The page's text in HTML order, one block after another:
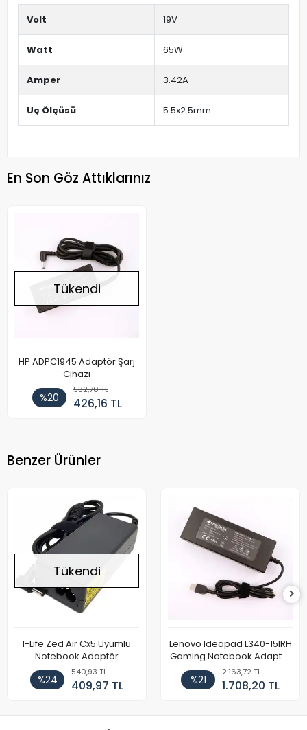
Volt 19V
Watt 65W
Amper 3.42A
Uç Ölçüsü 5.5x2.5mm
En Son Göz Attıklarınız
Tükendi
HP ADPC1945 Adaptör Şarj
Cihazı
%20
532,70 TL
426,16 TL
Benzer Ürünler
Tükendi
I-Life Zed Air Cx5 Uyumlu
Notebook Adaptör
%24
540,93 TL
409,97 TL
Lenovo Ideapad L340-15IRH
Gaming Notebook Adaptör
Cihazı Şarj Aleti (150W)
%21
2.163,72 TL
1.708,20 TL